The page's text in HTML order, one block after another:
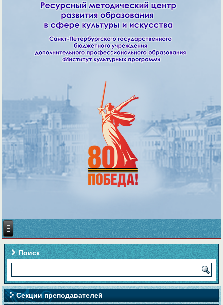
Поиск
Секции преподавателей